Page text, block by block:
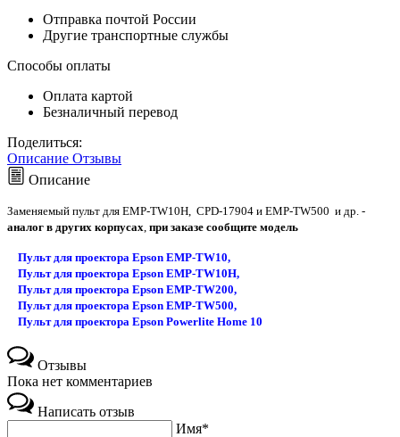
Отправка почтой России
Другие транспортные службы
Способы оплаты
Оплата картой
Безналичный перевод
Поделиться:
Описание Отзывы
Описание
Заменяемый пульт для EMP-TW10H, CPD-17904 и EMP-TW500 и др. -
аналог в других корпусах при заказе сообщите модель
Пульт для проектора Epson EMP-TW10,
Пульт для проектора Epson EMP-TW10H,
Пульт для проектора Epson EMP-TW200,
Пульт для проектора Epson EMP-TW500,
Пульт для проектора Epson Powerlite Home 10
Отзывы
Пока нет комментариев
Написать отзыв
Имя*